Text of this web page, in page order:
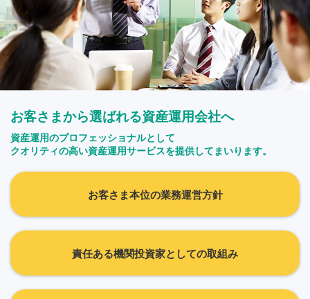
お客さまから選ばれる資産運用会社へ
資産運用のプロフェッショナルとして
クオリティの高い資産運用サービスを提供してまいります。
お客さま本位の業務運営方針
責任ある機関投資家としての取組み